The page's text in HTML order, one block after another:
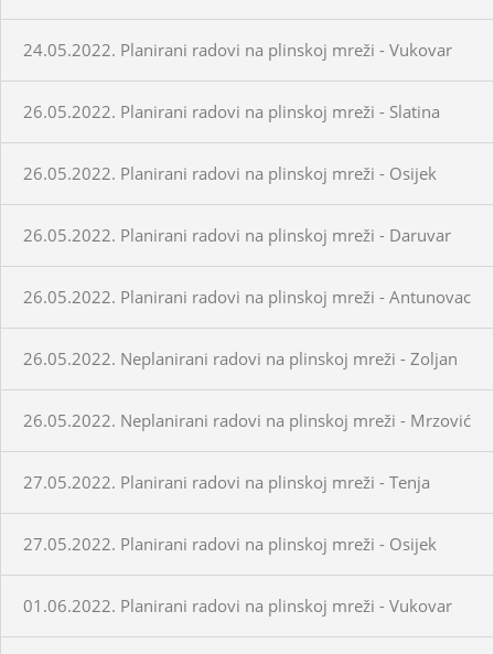
24.05.2022. Planirani radovi na plinskoj mreži - Vukovar
26.05.2022. Planirani radovi na plinskoj mreži - Slatina
26.05.2022. Planirani radovi na plinskoj mreži - Osijek
26.05.2022. Planirani radovi na plinskoj mreži - Daruvar
26.05.2022. Planirani radovi na plinskoj mreži - Antunovac
26.05.2022. Neplanirani radovi na plinskoj mreži - Zoljan
26.05.2022. Neplanirani radovi na plinskoj mreži - Mrzović
27.05.2022. Planirani radovi na plinskoj mreži - Tenja
27.05.2022. Planirani radovi na plinskoj mreži - Osijek
01.06.2022. Planirani radovi na plinskoj mreži - Vukovar